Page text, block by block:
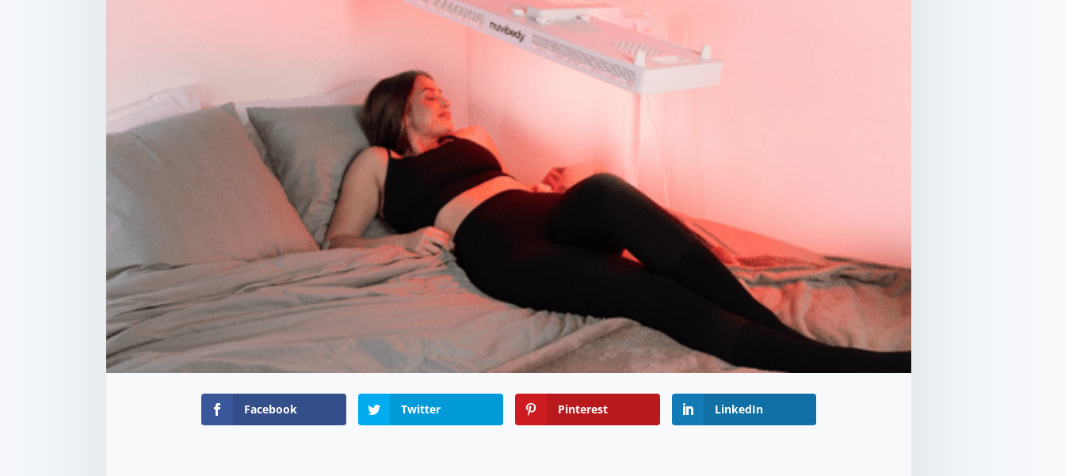
Facebook Twitter Pinterest LinkedIn